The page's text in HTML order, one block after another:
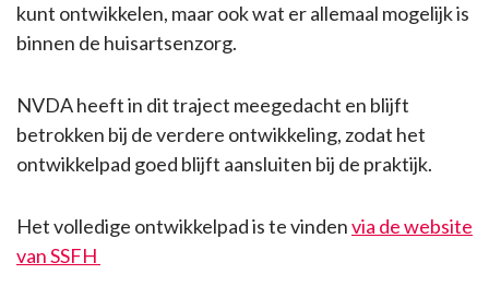
kunt ontwikkelen, maar ook wat er allemaal mogelijk is
binnen de huisartsenzorg.
NVDA heeft in dit traject meegedacht en blijft
betrokken bij de verdere ontwikkeling, zodat het
ontwikkelpad goed blijft aansluiten bij de praktijk.
Het volledige ontwikkelpad is te vindenvia de website
van SSFH